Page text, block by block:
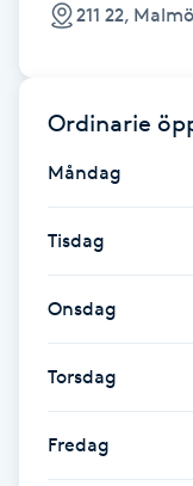
Friskvårdsmassage
Frisör
Funktionsanalys
Färgning
Föning
211 22, Malmö
Ordinarie
Måndag
Tisdag
Onsdag
Torsdag
Fredag